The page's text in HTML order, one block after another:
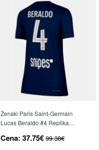
Ženski Paris Saint-Germain
Lucas Beraldo #4 Replika
26 Kratek Rokav
Cena: 37.75€ 99.38€